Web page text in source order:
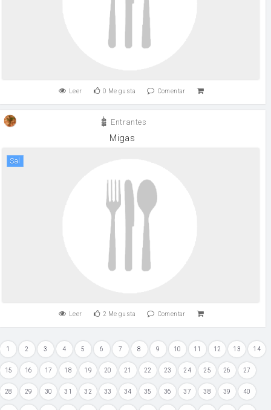
Leer 0 Me gusta Comentar
Entrantes
Migas
sal
Leer 2 Me gusta Comentar
1 2 3 4 5 6 7 8 9 10 11 12 13 14
15 16 17 18 19 20 21 22 23 24 25 26 27
28 29 30 31 32 33 34 35 36 37 38 39 40